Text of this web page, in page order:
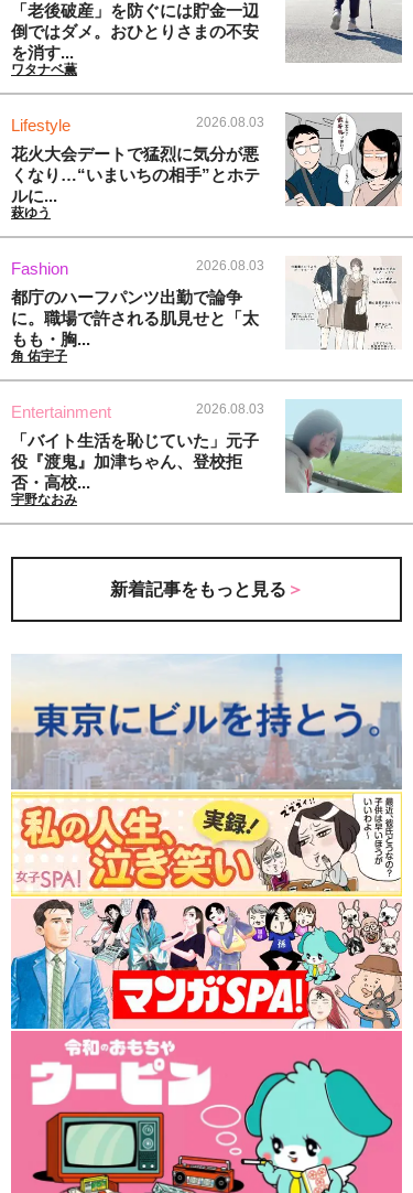
「老後破産」を防ぐには貯金一辺
倒ではダメ。おひとりさまの不安
を消す...
ワタナベ薫
Lifestyle 2026.08.03
花火大会デートで猛烈に気分が悪
くなり…“いまいちの相手”とホテ
ルに...
萩ゆう
Fashion 2026.08.03
都庁のハーフパンツ出勤で論争
に。職場で許される肌見せと「太
もも・胸...
角 佑宇子
Entertainment 2026.08.03
「バイト生活を恥じていた」元子
役『渡鬼』加津ちゃん、登校拒
否・高校...
宇野なおみ
新着記事をもっと見る